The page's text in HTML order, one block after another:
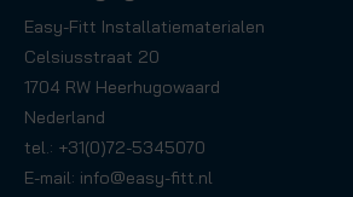
Easy-Fitt Installatiematerialen
Celsiusstraat 20
1704 RW Heerhugowaard
Nederland
tel.: +31(0)72-5345070
E-mail: info@easy-fitt.nl